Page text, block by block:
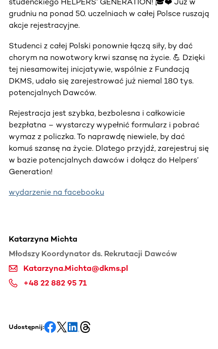
grudniu na ponad 50. uczelniach w całej Polsce ruszają
akcje rejestracyjne.
Studenci z całej Polski ponownie łączą siły, by dać
chorym na nowotwory krwi szansę na życie. 💪 Dzięki
tej niesamowitej inicjatywie, wspólnie z Fundacją
DKMS, udało się zarejestrować już niemal 180 tys.
potencjalnych Dawców.
Rejestracja jest szybka, bezbolesna i całkowicie
bezpłatna – wystarczy wypełnić formularz i pobrać
wymaz z policzka. To naprawdę niewiele, by dać
komuś szansę na życie. Dlatego przyjdź, zarejestruj się
w bazie potencjalnych dawców i dołącz do Helpers’
Generation!
wydarzenie na facebooku
Katarzyna Michta
Młodszy Koordynator ds. Rekrutacji Dawców
Katarzyna.Michta@dkms.pl
+48 22 882 95 71
Udostępnij: